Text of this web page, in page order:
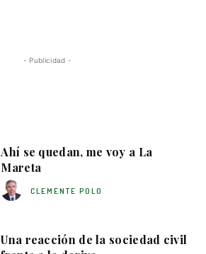
- Publicidad -
Ahí se quedan, me voy a La
Mareta
CLEMENTE POLO
Una reacción de la sociedad civil